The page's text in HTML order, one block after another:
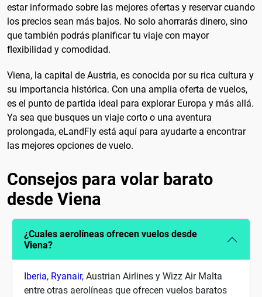
estar informado sobre las mejores ofertas y reservar cuando
los precios sean más bajos. No solo ahorrarás dinero, sino
que también podrás planificar tu viaje con mayor
flexibilidad y comodidad.
Viena, la capital de Austria, es conocida por su rica cultura y
su importancia histórica. Con una amplia oferta de vuelos,
es el punto de partida ideal para explorar Europa y más allá.
Ya sea que busques un viaje corto o una aventura
prolongada, eLandFly está aquí para ayudarte a encontrar
las mejores opciones de vuelo.
Consejos para volar barato
desde Viena
¿Cuales aerolíneas ofrecen vuelos desde
Viena?
Iberia, Ryanair, Austrian Airlines y Wizz Air Malta
entre otras aerolíneas que ofrecen vuelos baratos